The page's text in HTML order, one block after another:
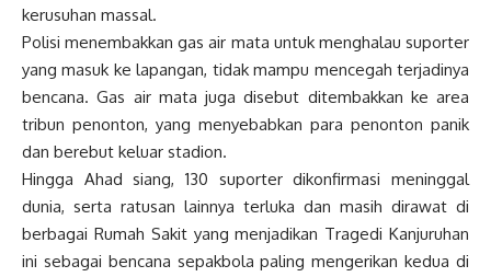
kerusuhan massal.
Polisi menembakkan gas air mata untuk menghalau suporter
yang masuk ke lapangan, tidak mampu mencegah terjadinya
bencana. Gas air mata juga disebut ditembakkan ke area
tribun penonton, yang menyebabkan para penonton panik
dan berebut keluar stadion.
Hingga Ahad siang, 130 suporter dikonfirmasi meninggal
dunia, serta ratusan lainnya terluka dan masih dirawat di
berbagai Rumah Sakit yang menjadikan Tragedi Kanjuruhan
ini sebagai bencana sepakbola paling mengerikan kedua di